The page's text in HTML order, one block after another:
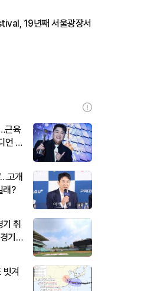
19년째 서울광장서
근육
언 김
고개
래?
취
기
빗겨